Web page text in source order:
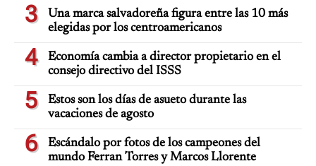
3
Una marca salvadoreña figura entre las 10 más
elegidas por los centroamericanos
4
Economía cambia a director propietario en el
consejo directivo del ISSS
5
Estos son los días de asueto durante las
vacaciones de agosto
6
Escándalo por fotos de los campeones del
mundo Ferran Torres y Marcos Llorente